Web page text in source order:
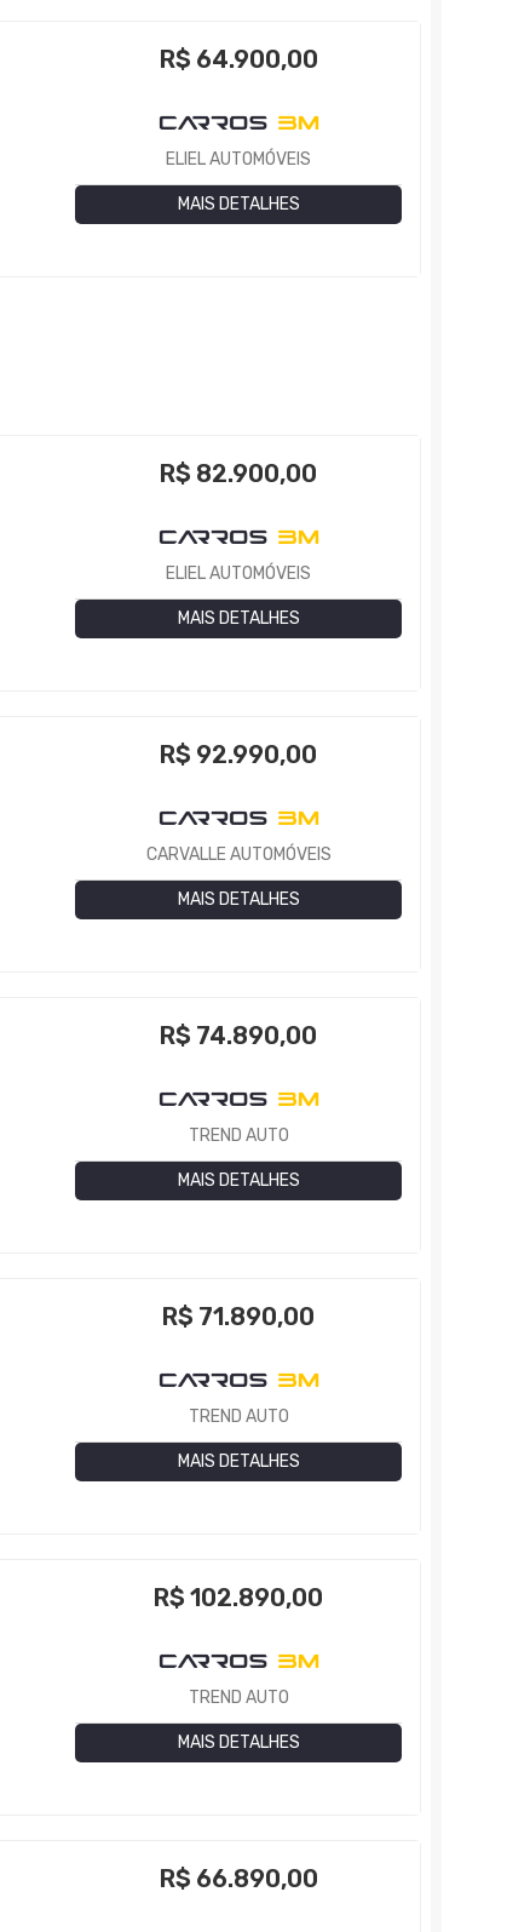
R$ 64.900,00
ELIEL AUTOMÓVEIS
MAIS DETALHES
R$ 82.900,00
ELIEL AUTOMÓVEIS
MAIS DETALHES
R$ 92.990,00
CARVALLE AUTOMÓVEIS
MAIS DETALHES
R$ 74.890,00
TREND AUTO
MAIS DETALHES
R$ 71.890,00
TREND AUTO
MAIS DETALHES
R$102.890,00
TREND AUTO
MAIS DETALHES
R$ 66.890,00